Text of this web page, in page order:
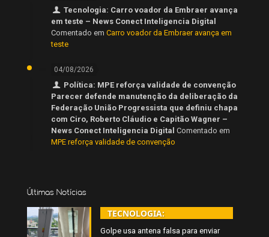
Tecnologia: Carro voador da Embraer avança
em teste – News Conect Inteligencia Digital
Comentado em Carro voador da Embraer avança em
teste
04/08/2026
Política: MPE reforça validade de convenção
Parecer defende manutenção da deliberação da
Federação União Progressista que definiu chapa
com Ciro, Roberto Cláudio e Capitão Wagner –
News Conect Inteligencia Digital Comentado em
MPE reforça validade de convenção
Últimas Notícias
TECNOLOGIA:
Golpe usa antena falsa para enviar